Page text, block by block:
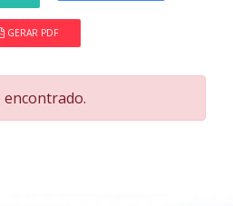
GERAR PDF